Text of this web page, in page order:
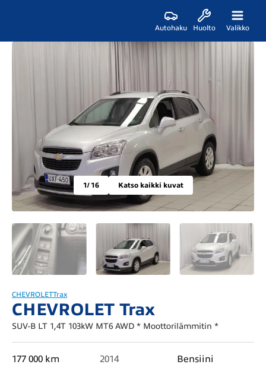
Autohaku Huolto Valikko
1/ 16 Katso kaikki kuvat
CHEVROLETTrax
CHEVROLET Trax
SUV-B LT 1,4T 103kW MT6 AWD * Moottorilämmitin *
177 000 km 2014
Bensiini